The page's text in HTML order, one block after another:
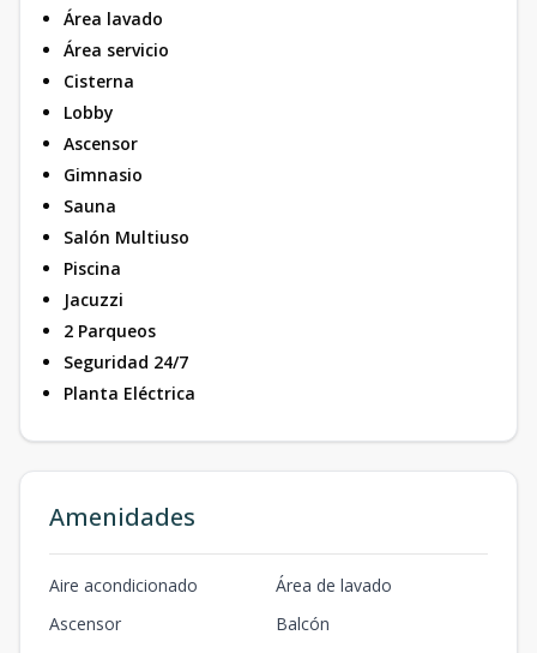
Área lavado
Área servicio
Cisterna
Lobby
Ascensor
Gimnasio
Sauna
Salón Multiuso
Piscina
Jacuzzi
2 Parqueos
Seguridad 24/7
Planta Eléctrica
Amenidades
Aire acondicionado
Área de lavado
Ascensor
Balcón